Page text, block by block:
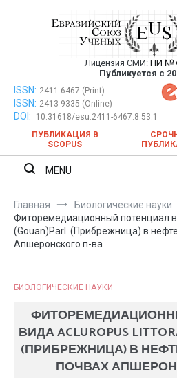
Евразийский
публикация
ежемесячном
Лицензия СМИ: ПИ №
Публикуется с
Евразийский Союз Ученых —
ежемесячном
ISSN: 2411-6467 (Print)
ISSN: 2413-9335 (Online)
DOI:
10.31618/esu.2411-6467.8.53.1
ПУБЛИКАЦИЯ В
SCOPUS
MENU
Главная
Биологические науки
Фиторемедиационный потенциал
(Gouan)Parl. (Прибрежница) в
Апшеронского п-ва
БИОЛОГИЧЕСКИЕ НАУКИ
ВИДА ACLUROPUS
(ПРИБРЕЖНИЦА) В
ПОЧВАХ